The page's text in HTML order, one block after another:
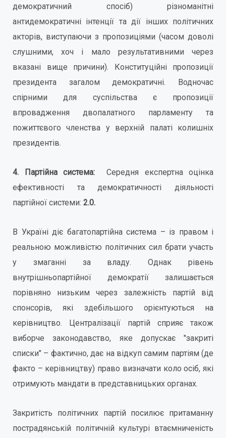
демократичний спосіб) різноманітні
антидемократичні інтенції та дії інших політичних
акторів, виступаючи з пропозиціями (часом доволі
слушними, хоч і мало результативними через
вказані вище причини). Конституційні пропозиції
президента загалом демократичні. Водночас
спірними для суспільства є пропозиції
впровадження двопалатного парламенту та
пожиттєвого членства у верхній палаті колишніх
президентів.
4. Партійна система: Середня експертна оцінка
ефективності та демократичності діяльності
партійної системи: 2.0.
В Україні діє багатопартійна система – із правом і
реальною можливістю політичних сил брати участь
у змаганні за владу. Однак рівень
внутрішньопартійної демократії залишається
порівняно низьким через залежність партій від
спонсорів, які здебільшого орієнтуються на
керівництво. Централізації партій сприяє також
виборче законодавство, яке допускає "закриті
списки" – фактично, дає на відкуп самим партіям (де
факто – керівництву) право визначати коло осіб, які
отримують мандати в представницьких органах.
Закритість політичних партій посилює притаманну
пострадянській політичній культурі втаємниченість